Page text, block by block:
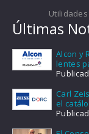
Últimas
Alcon y
lentes
Carl
el